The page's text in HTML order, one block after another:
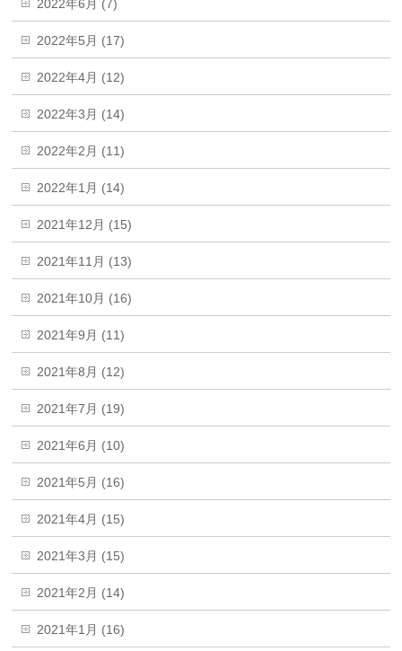
2022年6月 (7)
2022年5月 (17)
2022年4月 (12)
2022年3月 (14)
2022年2月 (11)
2022年1月 (14)
2021年12月 (15)
2021年11月 (13)
2021年10月 (16)
2021年9月 (11)
2021年8月 (12)
2021年7月 (19)
2021年6月 (10)
2021年5月 (16)
2021年4月 (15)
2021年3月 (15)
2021年2月 (14)
2021年1月 (16)